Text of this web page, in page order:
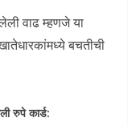
वाढ म्हणजे या
बचतीची
रुपे कार्ड: